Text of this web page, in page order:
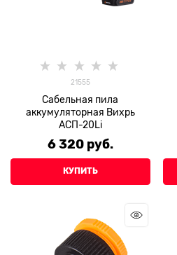
21555
Сабельная пила
аккумуляторная Вихрь
АСП-20Li
6 320 руб.
КУПИТЬ